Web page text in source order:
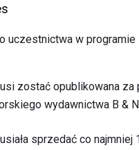
uczestnictwa w programie
zostać opublikowana za
wydawnictwa B &
sprzedać co